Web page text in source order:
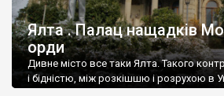
Ялта . Палац нащадків
орди
Дивне місто все таки Ялта. Такого
і бідністю, між розкішшю і розрухою в